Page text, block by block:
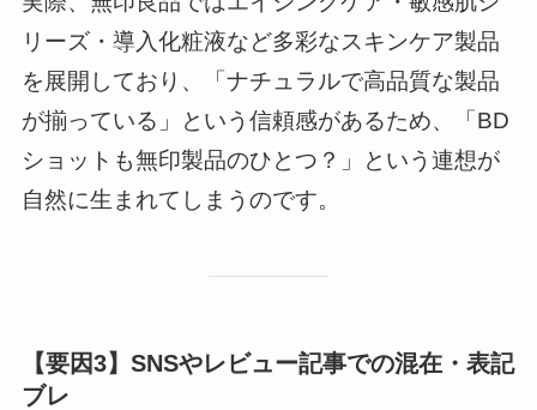
リーズ・導入化粧液など多彩なスキンケア製品
を展開しており、「ナチュラルで高品質な製品
が揃っている」という信頼感があるため、「BD
ショットも無印製品のひとつ？」という連想が
自然に生まれてしまうのです。
【要因3】SNSやレビュー記事での混在・表記
ブレ